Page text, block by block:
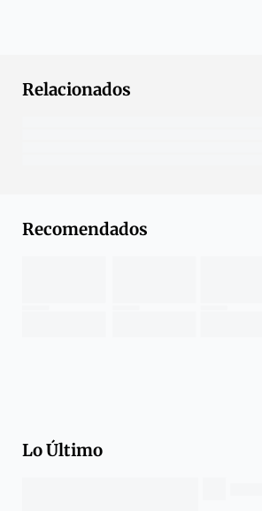
Relacionados
Recomendados
Lo Último